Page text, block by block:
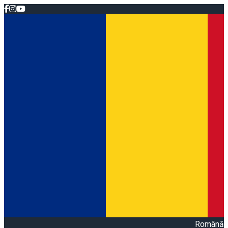
Română